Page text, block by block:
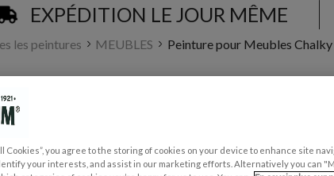
EXPÉDITION LE JOUR MÊME
les peintures MEUBLES Peinture pour Meubles
PEINTURE POUR
(1)
Écrire un avis
Cookies”, you agree to the storing of cookies on your device to enhance site
your interests, and assist in our marketing efforts. Alternatively you can